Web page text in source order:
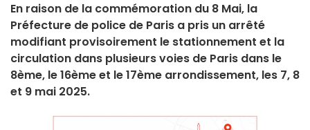
En raison de la commémoration du 8 Mai, la
Préfecture de police de Paris a pris un arrêté
modifiant provisoirement le stationnement et la
circulation dans plusieurs voies de Paris dans le
8ème, le 16ème et le 17ème arrondissement, les 7, 8
et 9 mai 2025.